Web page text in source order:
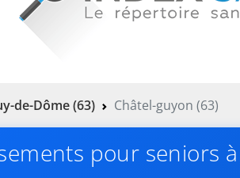
de-Dôme (63) Châtel-guyon (63)
pour seniors